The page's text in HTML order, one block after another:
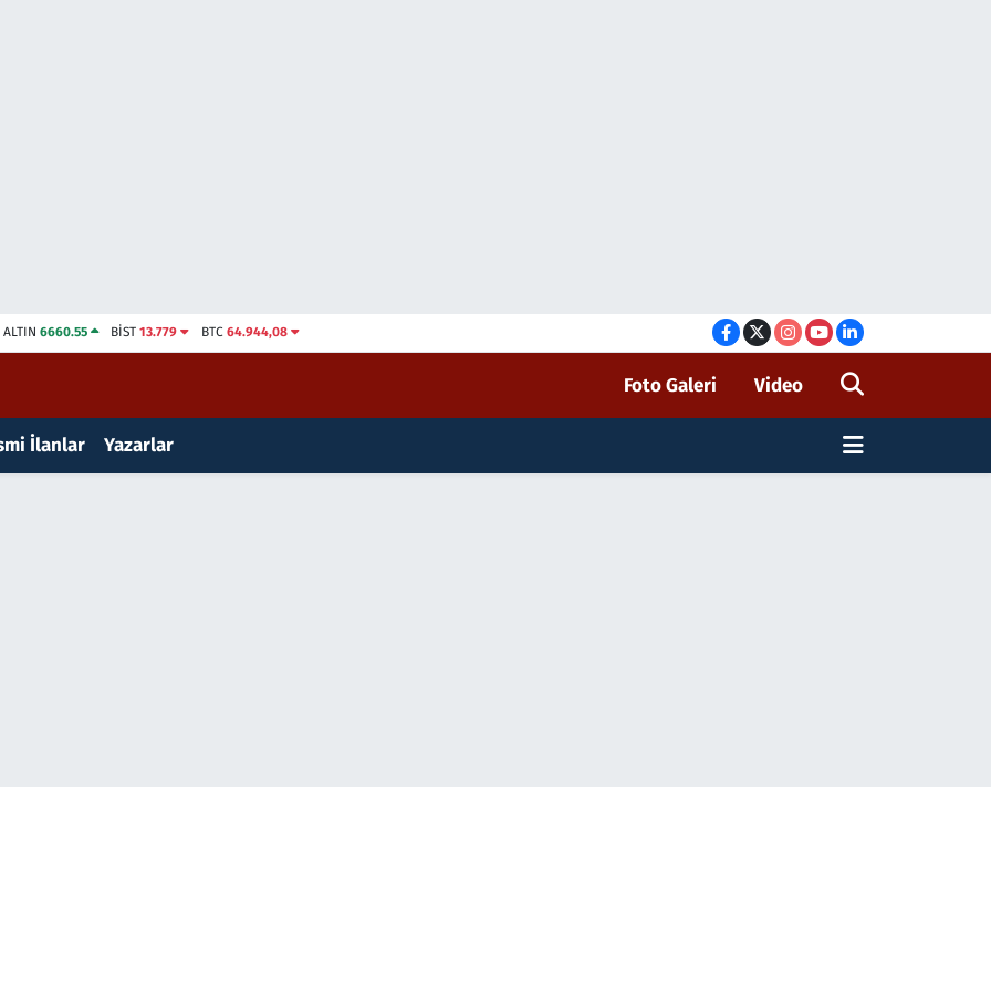
ALTIN 6660.55 BİST13.779 BTC 64.944,08
Foto Galeri Video
İlanlar Yazarlar